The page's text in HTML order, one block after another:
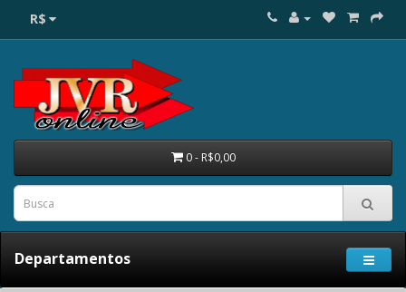
R$
0 - R$0,00
Departamentos